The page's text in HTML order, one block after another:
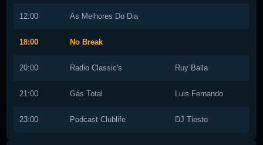
12:00 As Melhores Do Dia
18:00 No Break
20:00 Radio Classic's Ruy Balla
21:00 Gás Total Luis Fernando
23:00 Podcast Clublife DJ Tiesto